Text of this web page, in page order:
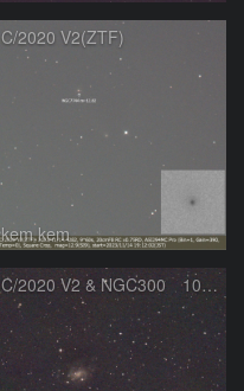
C/2020 V2(ZTF)
kem.kem
C/2020 V2 & NGC300 10/15